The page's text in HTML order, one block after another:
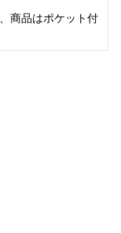
商品はポケット付